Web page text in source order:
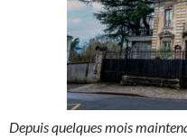
Depuis quelques mois